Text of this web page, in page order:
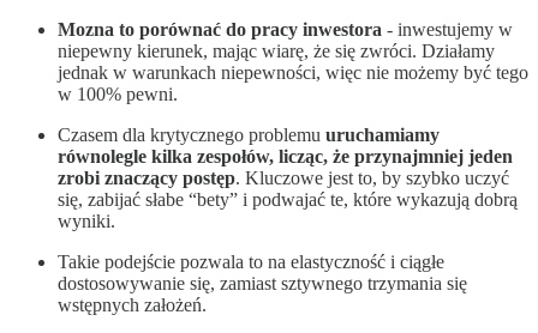
Mozna to porównać do pracy inwestora - inwestujemy w
niepewny kierunek, mając wiarę, że się zwróci. Działamy
jednak w warunkach niepewności, więc nie możemy być tego
w 100% pewni.
Czasem dla krytycznego problemu uruchamiamy
równolegle kilka zespołów, licząc, że przynajmniej jeden
zrobi znaczący postęp. Kluczowe jest to, by szybko uczyć
się, zabijać słabe “bety” i podwajać te, które wykazują dobrą
wyniki.
Takie podejście pozwala to na elastyczność i ciągłe
dostosowywanie się, zamiast sztywnego trzymania się
wstępnych założeń.